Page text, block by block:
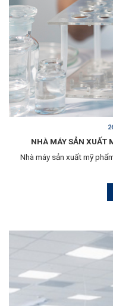
NHÀ MÁY SẢN XUẤT
Nhà máy sản xuất mỹ